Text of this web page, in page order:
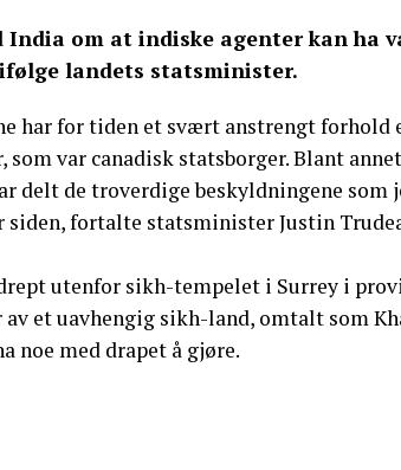
India om at indiske agenter kan ha
landets statsminister.
har for tiden et svært anstrengt forhold
var canadisk statsborger. Blant
delt de troverdige beskyldningene som
fortalte statsminister Justin
utenfor sikh-tempelet i Surrey i
et uavhengig sikh-land, omtalt som
noe med drapet å gjøre.